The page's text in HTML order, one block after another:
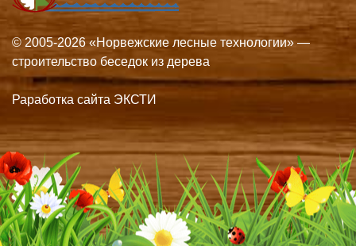
© 2005-2026 «Норвежские лесные технологии» —
строительство беседок из дерева
Раработка сайта ЭКСТИ